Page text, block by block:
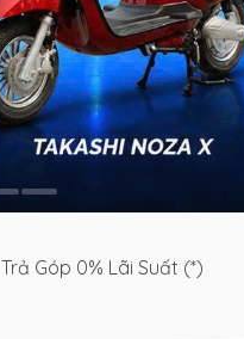
Trả Góp 0% Lãi Suất (*)